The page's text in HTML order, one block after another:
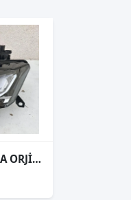
PEUGEOT 308 YENİ KASA ORJİNAL ÇIKMA SOL FAR D